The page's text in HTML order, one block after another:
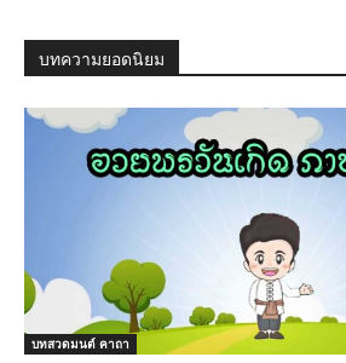
บทความยอดนิยม
บทสวดมนต์ คาถา